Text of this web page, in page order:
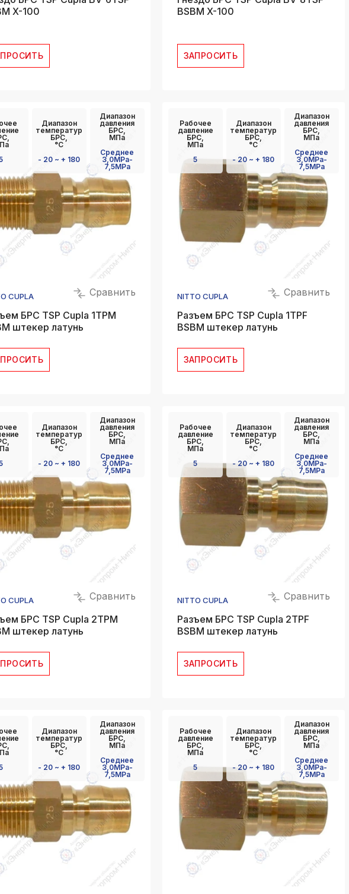
X-100
BSBM X-100
ЗАПРОСИТЬ
Диапазон
температур
БРС,
°C
- 20 ~ + 180
Диапазон
давления
БРС,
МПа
Среднее
3,0MPa-
7,5MPa
CUPLA
Сравнить
БРС TSP Cupla 1TPM
штекер латунь
Рабочее
давление
БРС,
МПа
5
Диапазон
температур
БРС,
°C
- 20 ~ + 180
Диапазон
давления
БРС,
МПа
Среднее
3,0MPa-
7,5MPa
NITTO CUPLA
Сравнить
Разъем БРС TSP Cupla 1TPF
BSBM штекер латунь
ЗАПРОСИТЬ
Диапазон
температур
БРС,
°C
- 20 ~ + 180
Диапазон
давления
БРС,
МПа
Среднее
3,0MPa-
7,5MPa
CUPLA
Сравнить
БРС TSP Cupla 2TPM
штекер латунь
Рабочее
давление
БРС,
МПа
5
Диапазон
температур
БРС,
°C
- 20 ~ + 180
Диапазон
давления
БРС,
МПа
Среднее
3,0MPa-
7,5MPa
NITTO CUPLA
Сравнить
Разъем БРС TSP Cupla 2TPF
BSBM штекер латунь
ЗАПРОСИТЬ
Диапазон
температур
БРС,
°C
- 20 ~ + 180
Диапазон
давления
БРС,
МПа
Среднее
3,0MPa-
7,5MPa
Рабочее
давление
БРС,
МПа
5
Диапазон
температур
БРС,
°C
- 20 ~ + 180
Диапазон
давления
БРС,
МПа
Среднее
3,0MPa-
7,5MPa